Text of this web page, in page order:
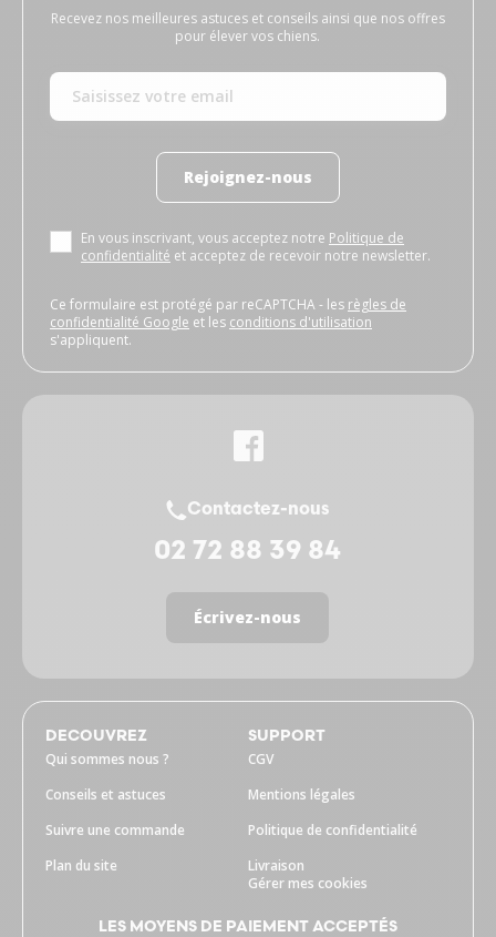
Recevez nos meilleures astuces et conseils ainsi que nos offres
pour élever vos chiens.
Rejoignez-nous
En vous inscrivant, vous acceptez notre Politique de
confidentialité et acceptez de recevoir notre newsletter.
Ce formulaire est protégé par reCAPTCHA - les règles de
confidentialité Google et les conditions d'utilisation
s'appliquent.
Contactez-nous
02 72 88 39 84
Écrivez-nous
DECOUVREZ
Qui sommes nous ?
Conseils et astuces
Suivre une commande
Plan du site
SUPPORT
CGV
Mentions légales
Politique de confidentialité
Livraison
Gérer mes cookies
LES MOYENS DE PAIEMENT ACCEPTÉS